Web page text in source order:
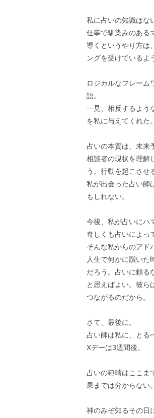
私に占いの知識はな
仕事で馴染みのある
導くというやり方は
ングを受けているよ
ロジカルなフレーム
語。
一見、相反するよう
を私に与えてくれた。
占いの本質は、未来
相談者の現状を理解
う。行動を起こさせ
私が出会った占い師
もしれない。
今後、私が占いにハ
奇しくも占いによっ
そんな私からのアド
人生で何かに躓いた
だろう。占いに頼る
と思えばよい。彼ら
つながるのだから。
さて、最後に。
占い師は私に、とる
Xデーは3週間後。
占いの範疇はここま
果までは分からない。
神のみぞ知るその日